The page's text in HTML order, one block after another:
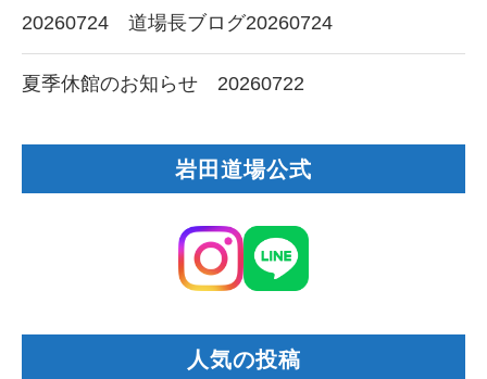
20260724 道場長ブログ20260724
夏季休館のお知らせ 20260722
岩田道場公式
人気の投稿